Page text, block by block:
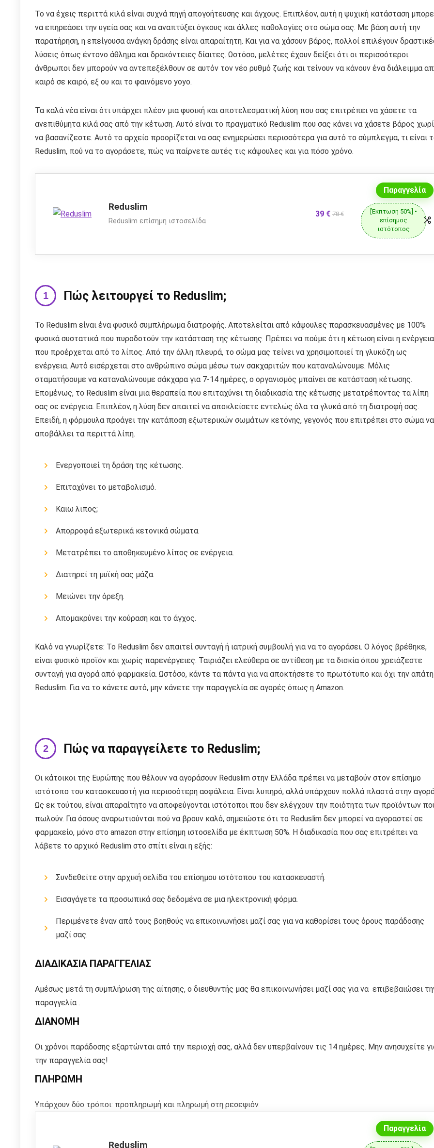
Το να έχεις περιττά κιλά είναι συχνά πηγή απογοήτευσης και άγχους. Επιπλέον, αυτή η ψυχική κατάσταση
να επηρεάσει την υγεία σας και να αναπτύξει όγκους και άλλες παθολογίες στο σώμα σας. Με βάση αυτή την
παρατήρηση, η επείγουσα ανάγκη δράσης είναι απαραίτητη. Και για να χάσουν βάρος, πολλοί επιλέγουν
λύσεις όπως έντονο άθλημα και δρακόντειες δίαιτες. Ωστόσο, μελέτες έχουν δείξει ότι οι περισσότεροι
άνθρωποι δεν μπορούν να αντεπεξέλθουν σε αυτόν τον νέο ρυθμό ζωής και τείνουν να κάνουν ένα διάλειμμα
καιρό σε καιρό, εξ ου και το φαινόμενο yoyo.
Τα καλά νέα είναι ότι υπάρχει πλέον μια φυσική και αποτελεσματική λύση που σας επιτρέπει να χάσετε τα
ανεπιθύμητα κιλά σας από την κέτωση. Αυτό είναι το πραγματικό Reduslim που σας κάνει να χάσετε βάρος
να βασανίζεστε. Αυτό το αρχείο προορίζεται να σας ενημερώσει περισσότερα για αυτό το σύμπλεγμα, τι είναι
Reduslim, πού να το αγοράσετε, πώς να παίρνετε αυτές τις κάψουλες και για πόσο χρόνο.
Reduslim
Reduslim επίσημη ιστοσελίδα
39 € 78 €
Παραγγελία
[Έκπτωση 50%] •
επίσημος
ιστότοπος
Πώς λειτουργεί το Reduslim;
Το Reduslim είναι ένα φυσικό συμπλήρωμα διατροφής. Αποτελείται από κάψουλες παρασκευασμένες με 100%
φυσικά συστατικά που πυροδοτούν την κατάσταση της κέτωσης. Πρέπει να πούμε ότι η κέτωση είναι η ενέργεια
που προέρχεται από το λίπος. Από την άλλη πλευρά, το σώμα μας τείνει να χρησιμοποιεί τη γλυκόζη ως
ενέργεια. Αυτό εισέρχεται στο ανθρώπινο σώμα μέσω των σακχαριτών που καταναλώνουμε. Μόλις
σταματήσουμε να καταναλώνουμε σάκχαρα για 7-14 ημέρες, ο οργανισμός μπαίνει σε κατάσταση κέτωσης.
Επομένως, το Reduslim είναι μια θεραπεία που επιταχύνει τη διαδικασία της κέτωσης μετατρέποντας τα λίπη
σας σε ενέργεια. Επιπλέον, η λύση δεν απαιτεί να αποκλείσετε εντελώς όλα τα γλυκά από τη διατροφή σας.
Επειδή, η φόρμουλα προάγει την κατάποση εξωτερικών σωμάτων κετόνης, γεγονός που επιτρέπει στο σώμα να
αποβάλλει τα περιττά λίπη.
Ενεργοποιεί τη δράση της κέτωσης.
Επιταχύνει το μεταβολισμό.
Καιω λιπος;
Απορροφά εξωτερικά κετονικά σώματα.
Μετατρέπει το αποθηκευμένο λίπος σε ενέργεια.
Διατηρεί τη μυϊκή σας μάζα.
Μειώνει την όρεξη.
Απομακρύνει την κούραση και το άγχος.
Καλό να γνωρίζετε: Το Reduslim δεν απαιτεί συνταγή ή ιατρική συμβουλή για να το αγοράσει. Ο λόγος βρέθηκε,
είναι φυσικό προϊόν και χωρίς παρενέργειες. Ταιριάζει ελεύθερα σε αντίθεση με τα δισκία όπου χρειάζεστε
συνταγή για αγορά από φαρμακεία. Ωστόσο, κάντε τα πάντα για να αποκτήσετε το πρωτότυπο και όχι την απάτη
Reduslim. Για να το κάνετε αυτό, μην κάνετε την παραγγελία σε αγορές όπως η Amazon.
Πώς να παραγγείλετε το Reduslim;
Οι κάτοικοι της Ευρώπης που θέλουν να αγοράσουν Reduslim στην Ελλάδα πρέπει να μεταβούν στον επίσημο
ιστότοπο του κατασκευαστή για περισσότερη ασφάλεια. Είναι λυπηρό, αλλά υπάρχουν πολλά πλαστά στην
Ως εκ τούτου, είναι απαραίτητο να αποφεύγονται ιστότοποι που δεν ελέγχουν την ποιότητα των προϊόντων
πωλούν. Για όσους αναρωτιούνται πού να βρουν καλό, σημειώστε ότι το Reduslim δεν μπορεί να αγοραστεί σε
φαρμακείο, μόνο στο amazon στην επίσημη ιστοσελίδα με έκπτωση 50%. Η διαδικασία που σας επιτρέπει να
λάβετε το αρχικό Reduslim στο σπίτι είναι η εξής:
Συνδεθείτε στην αρχική σελίδα του επίσημου ιστότοπου του κατασκευαστή.
Εισαγάγετε τα προσωπικά σας δεδομένα σε μια ηλεκτρονική φόρμα.
Περιμένετε έναν από τους βοηθούς να επικοινωνήσει μαζί σας για να καθορίσει τους όρους παράδοσης
μαζί σας.
ΔΙΑΔΙΚΑΣΙΑ ΠΑΡΑΓΓΕΛΙΑΣ
Αμέσως μετά τη συμπλήρωση της αίτησης, ο διευθυντής μας θα επικοινωνήσει μαζί σας για να επιβεβαιώσει
παραγγελία .
ΔΙΑΝΟΜΗ
Οι χρόνοι παράδοσης εξαρτώνται από την περιοχή σας, αλλά δεν υπερβαίνουν τις 14 ημέρες. Μην ανησυχείτε
την παραγγελία σας!
ΠΛΗΡΩΜΗ
Υπάρχουν δύο τρόποι: προπληρωμή και πληρωμή στη ρεσεψιόν.
Reduslim
Παραγγελία